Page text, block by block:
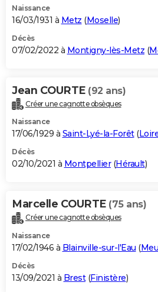
Naissance
16/03/1931 à Metz (Moselle)
Décès
07/02/2022 à Montigny-lès-Metz (
Jean COURTE (92 ans)
Créer une cagnotte obsèques
Naissance
17/06/1929 à Saint-Lyé-la-Forêt(
Décès
02/10/2021 à Montpellier(Hérault)
Marcelle COURTE (75 ans)
Créer une cagnotte obsèques
Naissance
17/02/1946 à Blainville-sur-l'Eau (
Décès
13/09/2021 à Brest(Finistère)